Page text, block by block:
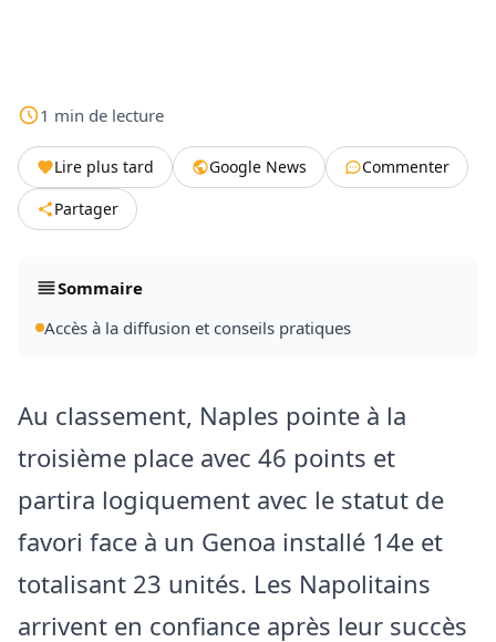
1 min de lecture
Lire plus tard Google News
Commenter
Partager
Sommaire
Accès à la diffusion et conseils pratiques
Au classement, Naples pointe à la
troisième place avec 46 points et
partira logiquement avec le statut de
favori face à un Genoa installé 14e et
totalisant 23 unités. Les Napolitains
arrivent en confiance après leur succès